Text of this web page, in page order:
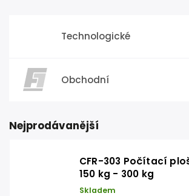
Technologické
Obchodní
Nejprodávanější
CFR-303 Počítací
150 kg - 300 kg
Skladem